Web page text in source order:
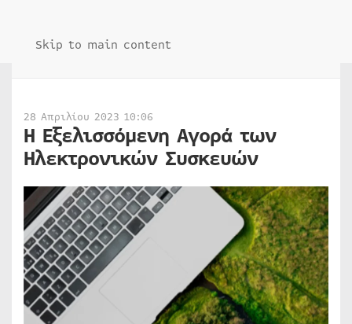
Skip to main content
28 Απριλίου 2023 10:06
Η Εξελισσόμενη Αγορά των
Ηλεκτρονικών Συσκευών